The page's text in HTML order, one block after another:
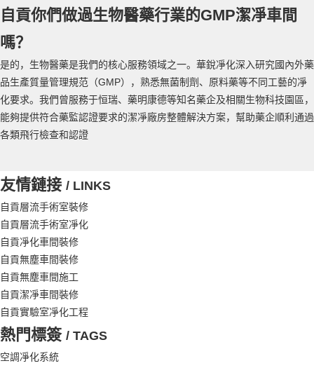
自貢你們做過生物醫藥行業的GMP潔凈車間
嗎？
是的，生物醫藥是我們的核心服務領域之一。華銳凈化深入研究國內外藥
品生產質量管理規范（GMP），熟悉無菌制劑、原料藥等不同工藝的凈
化要求。我們曾服務于恒瑞、藥明康德等知名藥企及相關生物科技園區，
能夠提供符合藥監認證要求的潔凈廠房整體解決方案，幫助藥企順利通過
各類飛行檢查和認證
友情鏈接 / LINKS
自貢層流手術室裝修
自貢層流手術室凈化
自貢凈化車間裝修
自貢無塵車間裝修
自貢無塵車間施工
自貢潔凈車間裝修
自貢實驗室凈化工程
熱門標簽 / TAGS
空調凈化系統